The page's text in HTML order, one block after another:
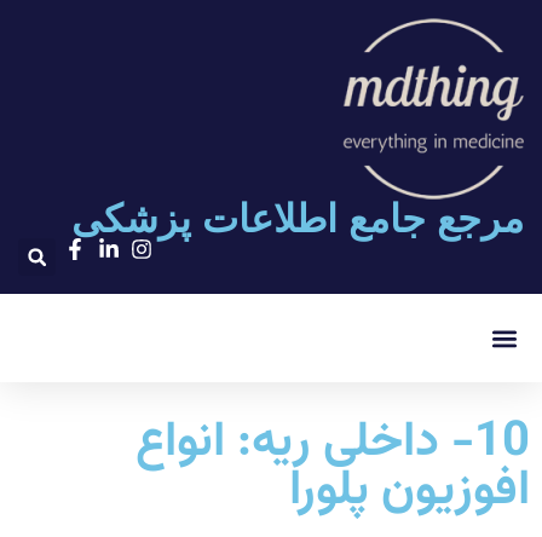
مرجع جامع اطلاعات پزشکی
10- داخلی ریه: انواع
افوزیون پلورا